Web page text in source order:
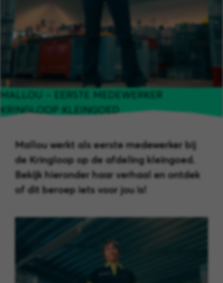
MALLOU – EERSTE MEDEWERKER
KRINGLOOP KLEINGOED
Mallou werkt als eerste medewerker bij
de Kringloop op de afdeling kleingoed.
Bekijk hieronder haar verhaal en ontdek
of dit beroep iets voor jou is!